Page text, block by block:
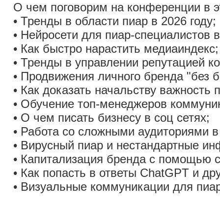
О чем поговорим на конференции в
• Тренды в области пиар в 2026 году;
• Нейросети для пиар-специалистов
• Как быстро нарастить медиаиндекс;
• Тренды в управлении репутацией
• Продвижения личного бренда "без
• Как доказать начальству важность
• Обучение топ-менеджеров
• О чем писать бизнесу в соц сетях;
• Работа со сложными аудиториями
• Вирусный пиар и нестандартные
• Капитализация бренда с помощью
• Как попасть в ответы ChatGPT и
• Визуальные коммуникации для